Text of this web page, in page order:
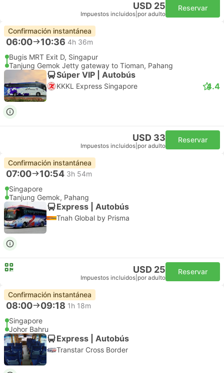
USD 25
Impuestos incluidos por adulto
Reservar
Confirmación instantánea
06:00 10:36 4h 36m
Bugis MRT Exit D, Singapur
Tanjung Gemok Jetty gateway to Tioman, Pahang
Súper VIP | Autobús
KKKL Express Singapore 4.4
USD 33
Impuestos incluidos por adulto
Reservar
Confirmación instantánea
07:00 10:54 3h 54m
Singapore
Tanjung Gemok, Pahang
Express | Autobús
Tnah Global by Prisma
USD 25
Impuestos incluidos por adulto
Reservar
Confirmación instantánea
08:00 09:18 1h 18m
Singapore
Johor Bahru
Express | Autobús
Transtar Cross Border